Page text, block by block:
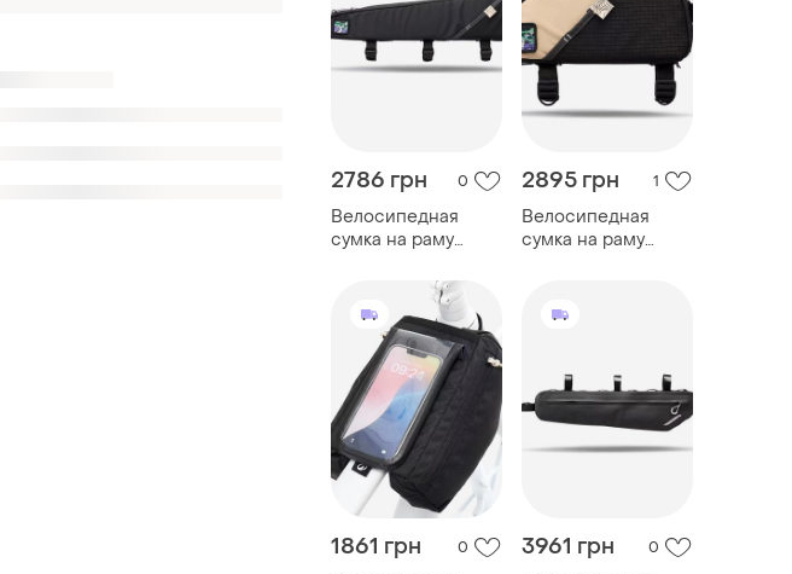
2786 грн 0
Велосипедная
сумка на раму
rockrider advt 500
top tube 1,4л
черный
2895 грн 1
Велосипедная
сумка на раму
top tube 1,5 л
1861 грн 0 3961 грн 0